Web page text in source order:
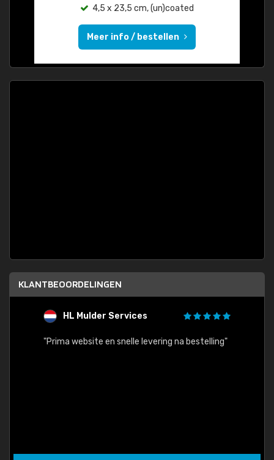
4,5 x 23,5 cm, (un)coated
Meer info / bestellen
KLANTBEOORDELINGEN
HL Mulder Services
"Prima website en snelle levering na bestelling"